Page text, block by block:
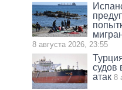
8 августа 2026, 23:55
судов
атак 8